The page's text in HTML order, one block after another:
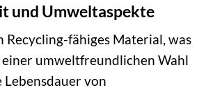
und Umweltaspekte
Recycling-fähiges Material, was
einer umweltfreundlichen Wahl
Lebensdauer von